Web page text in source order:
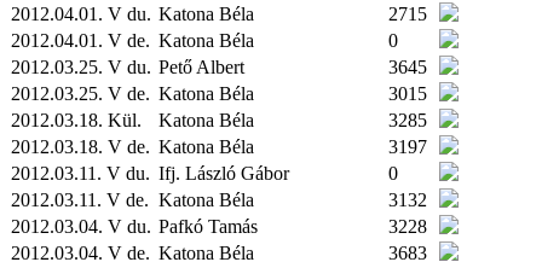
2012.04.01. V du. Katona Béla
2715
2012.04.01. V de. Katona Béla
0
2012.03.25. V du. Pető Albert
3645
2012.03.25. V de. Katona Béla
3015
2012.03.18. Kül. Katona Béla
3285
2012.03.18. V de. Katona Béla
3197
2012.03.11. V du. Ifj. László Gábor
0
2012.03.11. V de. Katona Béla
3132
2012.03.04. V du. Pafkó Tamás
3228
2012.03.04. V de. Katona Béla
3683